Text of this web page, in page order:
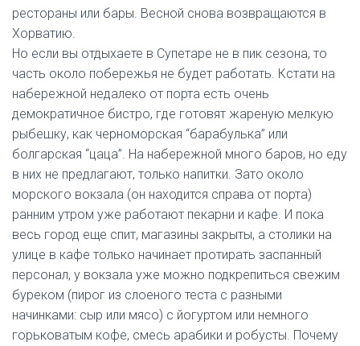
рестораны или бары. Весной снова возвращаются в
Хорватию.
Но если вы отдыхаете в Супетаре не в пик сезона, то
часть около побережья не будет работать. Кстати на
набережной недалеко от порта есть очень
демократичное бистро, где готовят жареную мелкую
рыбешку, как черноморская “барабулька” или
болгарская “цаца”. На набережной много баров, но еду
в них не предлагают, только напитки. Зато около
морского вокзала (он находится справа от порта)
ранним утром уже работают пекарни и кафе. И пока
весь город еще спит, магазины закрыты, а столики на
улице в кафе только начинает протирать заспанный
персонал, у вокзала уже можно подкрепиться свежим
буреком (пирог из слоеного теста с разными
начинками: сыр или мясо) с йогуртом или немного
горьковатым кофе, смесь арабики и робусты. Почему